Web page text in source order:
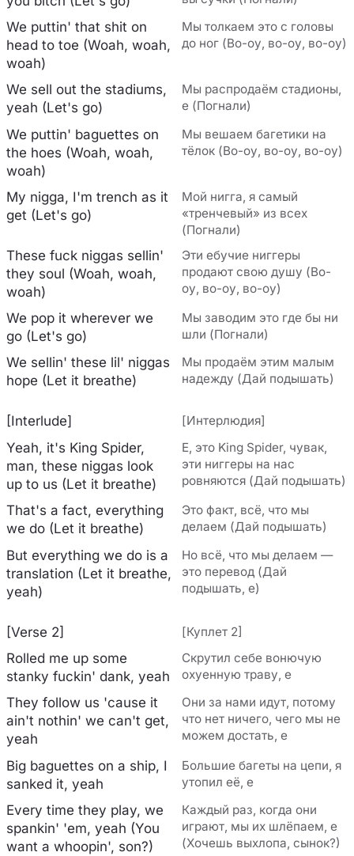
We puttin' that shit on
head to toe (Woah, woah,
woah)
Мы толкаем это с головы
до ног (Во-оу, во-оу, во-оу)
We sell out the stadiums,
yeah (Let's go)
Мы распродаём стадионы,
е (Погнали)
We puttin' baguettes on
the hoes (Woah, woah,
woah)
Мы вешаем багетики на
тёлок (Во-оу, во-оу, во-оу)
My nigga, I'm trench as it
get (Let's go)
Мой нигга, я самый
«тренчевый» из всех
(Погнали)
These fuck niggas sellin'
they soul (Woah, woah,
woah)
Эти ебучие ниггеры
продают свою душу (Во-
оу, во-оу, во-оу)
We pop it wherever we
go (Let's go)
Мы заводим это где бы ни
шли (Погнали)
We sellin' these lil' niggas
hope (Let it breathe)
Мы продаём этим малым
надежду (Дай подышать)
[Interlude] [Интерлюдия]
Yeah, it's King Spider,
man, these niggas look
up to us (Let it breathe)
Е, это King Spider, чувак,
эти ниггеры на нас
ровняются (Дай подышать)
That's a fact, everything
we do (Let it breathe)
Это факт, всё, что мы
делаем (Дай подышать)
But everything we do is a
translation (Let it breathe,
yeah)
Но всё, что мы делаем —
это перевод (Дай
подышать, е)
[Verse 2] [Куплет 2]
Rolled me up some
stanky fuckin' dank, yeah
Скрутил себе вонючую
охуенную траву, е
They follow us 'cause it
ain't nothin' we can't get,
yeah
Они за нами идут, потому
что нет ничего, чего мы не
можем достать, е
Big baguettes on a ship, I
sanked it, yeah
Большие багеты на цепи, я
утопил её, е
Every time they play, we
spankin' 'em, yeah (You
want a whoopin', son?)
Каждый раз, когда они
играют, мы их шлёпаем, е
(Хочешь выхлопа, сынок?)